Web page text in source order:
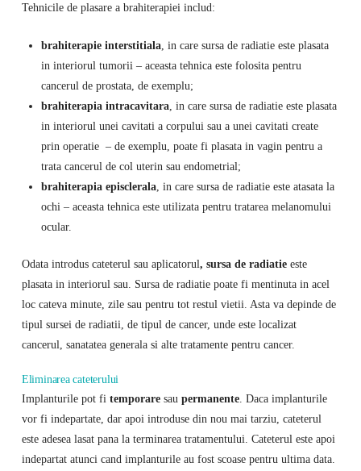
Tehnicile de plasare a brahiterapiei includ:
brahiterapie interstitiala, in care sursa de radiatie este plasata
in interiorul tumorii – aceasta tehnica este folosita pentru
cancerul de prostata, de exemplu;
brahiterapia intracavitara, in care sursa de radiatie este plasata
in interiorul unei cavitati a corpului sau a unei cavitati create
prin operatie – de exemplu, poate fi plasata in vagin pentru a
trata cancerul de col uterin sau endometrial;
brahiterapia episclerala, in care sursa de radiatie este atasata la
ochi – aceasta tehnica este utilizata pentru tratarea melanomului
ocular.
Odata introdus cateterul sau aplicatorul, sursa de radiatieeste
plasata in interiorul sau. Sursa de radiatie poate fi mentinuta in acel
loc cateva minute, zile sau pentru tot restul vietii. Asta va depinde de
tipul sursei de radiatii, de tipul de cancer, unde este localizat
cancerul, sanatatea generala si alte tratamente pentru cancer.
Eliminarea cateterului
Implanturile pot fi temporaresau permanente. Daca implanturile
vor fi indepartate, dar apoi introduse din nou mai tarziu, cateterul
este adesea lasat pana la terminarea tratamentului. Cateterul este apoi
indepartat atunci cand implanturile au fost scoase pentru ultima data.